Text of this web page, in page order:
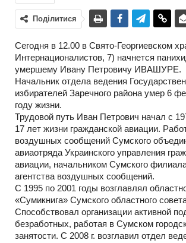
Поділитися
Сегодня в 12.00 в Свято-Георгиевском
Интернационалистов, 7) начнется
умершему Ивану Петровичу ИВАШУРЕ.
Начальник отдела ведения
избирателей Заречного района умер 6
году жизни.
Трудовой путь Иван Петрович начал с
17 лет жизни гражданской авиации.
воздушных сообщений Сумского
авиаотряда Украинского управления
авиации, начальником Сумского
агентства воздушных сообщений.
С 1995 по 2001 годы возглавлял
«Сумикнига» Сумского областного
Способствовал организации активной
безработных, работая в Сумском
занятости. С 2008 г. возглавил отдел